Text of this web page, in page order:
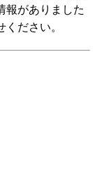
報がありました
ださい。